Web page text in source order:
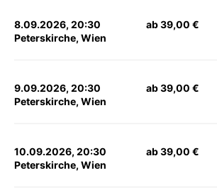
8.09.2026, 20:30
Peterskirche, Wien
ab 39,00 €
9.09.2026, 20:30
Peterskirche, Wien
ab 39,00 €
10.09.2026, 20:30
Peterskirche, Wien
ab 39,00 €